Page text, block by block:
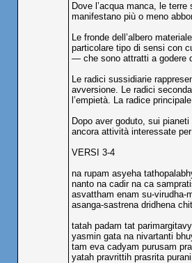
Dove l’acqua manca, le
manifestano più o meno
Le fronde dell’albero
particolare tipo di sensi con
— che sono attratti a godere
Le radici sussidiarie
avversione. Le radici
l’empietà. La radice
Dopo aver goduto, sui
ancora attività interessate
VERSI 3-4
na rupam asyeha
nanto na cadir na ca
asvattham enam su-virudha-
asanga-sastrena dridhena
tatah padam tat
yasmin gata na nivartanti
tam eva cadyam purusam
yatah pravrittih prasrita purani